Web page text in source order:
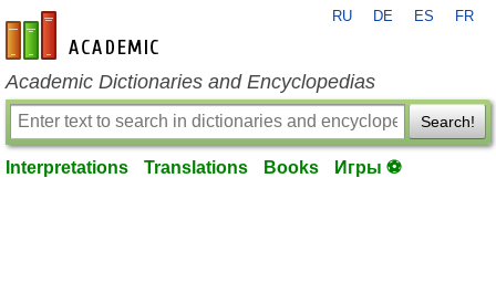
en-academic.com
RU DE ES FR
Academic Dictionaries and Encyclopedias
Search!
Interpretations Translations Books Игры ⚽